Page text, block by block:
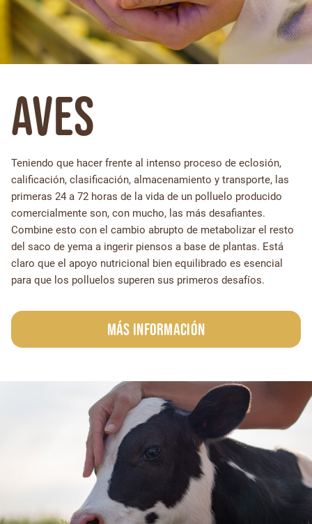
Aves
Teniendo que hacer frente al intenso proceso de eclosión,
calificación, clasificación, almacenamiento y transporte, las
primeras 24 a 72 horas de la vida de un polluelo producido
comercialmente son, con mucho, las más desafiantes.
Combine esto con el cambio abrupto de metabolizar el resto
del saco de yema a ingerir piensos a base de plantas. Está
claro que el apoyo nutricional bien equilibrado es esencial
para que los polluelos superen sus primeros desafíos.
Más información